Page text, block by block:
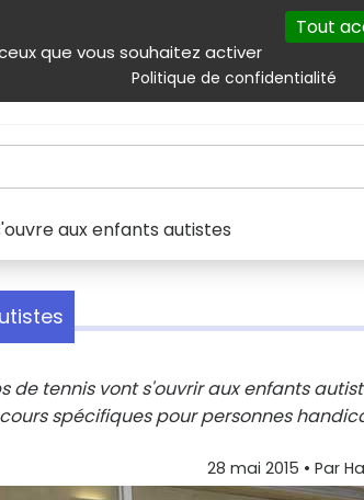
que vous souhaitez activer
Tout
Politique de confidentialité
Autres
Produits & services Emploi Droit
aux enfants autistes
de tennis vont s'ouvrir aux enfants
spécifiques pour personnes
28 mai 2015 • Par